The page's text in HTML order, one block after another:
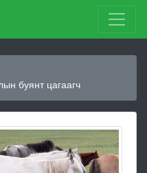
буянт цагаагч